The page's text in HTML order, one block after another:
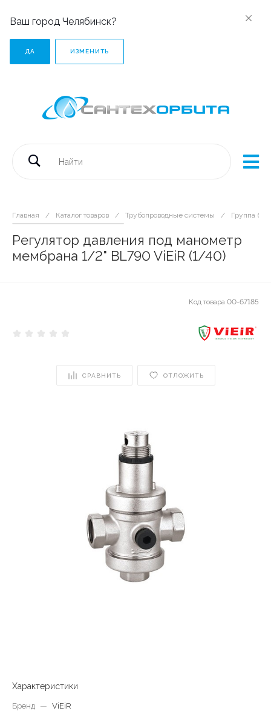
Ваш город Челябинск?
ДА ИЗМЕНИТЬ
Главная / Каталог товаров / Трубопроводные системы / Группа
Регулятор давления под манометр
мембрана 1/2" BL790 ViEiR (1/40)
Код товара 00-67185
СРАВНИТЬ ОТЛОЖИТЬ
Характеристики
Бренд — ViEiR